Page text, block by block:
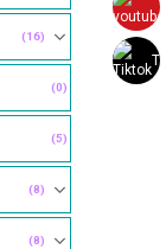
(16)
(0)
(5)
(8)
(8)